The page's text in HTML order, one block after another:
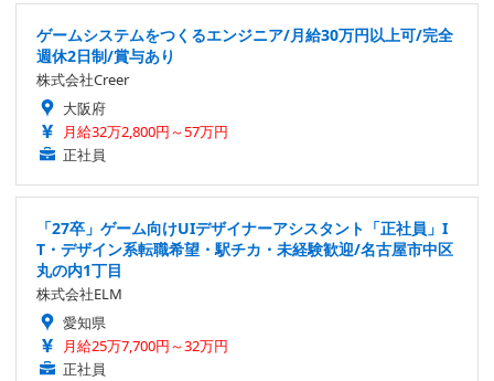
ゲームシステムをつくるエンジニア/月給30万円以上可/完全
週休2日制/賞与あり
株式会社Creer
大阪府
月給32万2,800円～57万円
正社員
「27卒」ゲーム向けUIデザイナーアシスタント「正社員」I
T・デザイン系転職希望・駅チカ・未経験歓迎/名古屋市中区
丸の内1丁目
株式会社ELM
愛知県
月給25万7,700円～32万円
正社員